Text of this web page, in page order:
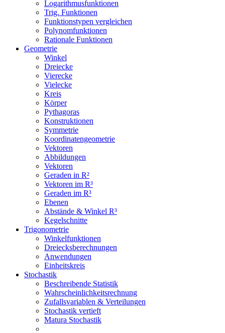
Logarithmusfunktionen
Trig. Funktionen
Funktionstypen vergleichen
Polynomfunktionen
Rationale Funktionen
Geometrie
Winkel
Dreiecke
Vierecke
Vielecke
Kreis
Körper
Pythagoras
Konstruktionen
Symmetrie
Koordinatengeometrie
Vektoren
Abbildungen
Vektoren
Geraden in R²
Vektoren im R³
Geraden im R³
Ebenen
Abstände & Winkel R³
Kegelschnitte
Trigonometrie
Winkelfunktionen
Dreiecksberechnungen
Anwendungen
Einheitskreis
Stochastik
Beschreibende Statistik
Wahrscheinlichkeitsrechnung
Zufallsvariablen & Verteilungen
Stochastik vertieft
Matura Stochastik